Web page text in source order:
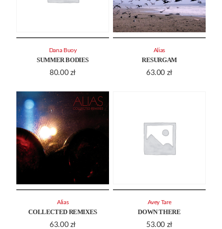
SUMMER BODIES
80.00 zł
Dana Buoy
RESURGAM
63.00 zł
Alias
COLLECTED REMIXES
63.00 zł
Alias
DOWN THERE
53.00 zł
Avey Tare